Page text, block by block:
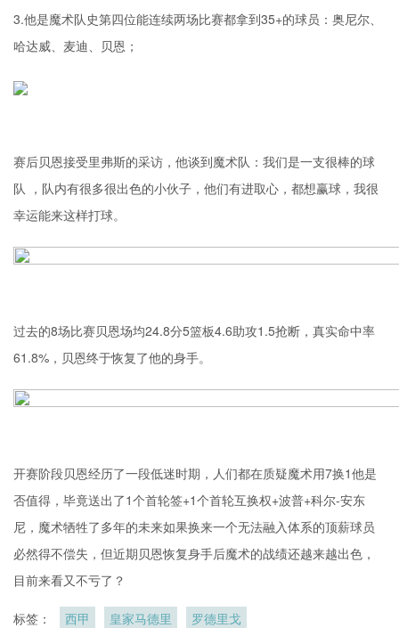
3.他是魔术队史第四位能连续两场比赛都拿到35+的球员：奥尼尔、
哈达威、麦迪、贝恩；
赛后贝恩接受里弗斯的采访，他谈到魔术队：我们是一支很棒的球
队 ，队内有很多很出色的小伙子，他们有进取心，都想赢球，我很
幸运能来这样打球。
过去的8场比赛贝恩场均24.8分5篮板4.6助攻1.5抢断，真实命中率
61.8%，贝恩终于恢复了他的身手。
开赛阶段贝恩经历了一段低迷时期，人们都在质疑魔术用7换1他是
否值得，毕竟送出了1个首轮签+1个首轮互换权+波普+科尔-安东
尼，魔术牺牲了多年的未来如果换来一个无法融入体系的顶薪球员
必然得不偿失，但近期贝恩恢复身手后魔术的战绩还越来越出色，
目前来看又不亏了？
标签： 西甲 皇家马德里 罗德里戈